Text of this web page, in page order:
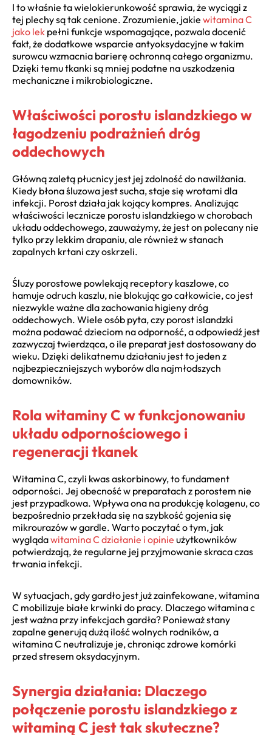
I to właśnie ta wielokierunkowość sprawia, że wyciągi z
tej plechy są tak cenione. Zrozumienie, jakie witamina C
jako lek pełni funkcje wspomagające, pozwala docenić
fakt, że dodatkowe wsparcie antyoksydacyjne w takim
surowcu wzmacnia barierę ochronną całego organizmu.
Dzięki temu tkanki są mniej podatne na uszkodzenia
mechaniczne i mikrobiologiczne.
Właściwości porostu islandzkiego w
łagodzeniu podrażnień dróg
oddechowych
Główną zaletą płucnicy jest jej zdolność do nawilżania.
Kiedy błona śluzowa jest sucha, staje się wrotami dla
infekcji. Porost działa jak kojący kompres. Analizując
właściwości lecznicze porostu islandzkiego w chorobach
układu oddechowego, zauważymy, że jest on polecany nie
tylko przy lekkim drapaniu, ale również w stanach
zapalnych krtani czy oskrzeli.
Śluzy porostowe powlekają receptory kaszlowe, co
hamuje odruch kaszlu, nie blokując go całkowicie, co jest
niezwykle ważne dla zachowania higieny dróg
oddechowych. Wiele osób pyta, czy porost islandzki
można podawać dzieciom na odporność, a odpowiedź jest
zazwyczaj twierdząca, o ile preparat jest dostosowany do
wieku. Dzięki delikatnemu działaniu jest to jeden z
najbezpieczniejszych wyborów dla najmłodszych
domowników.
Rola witaminy C w funkcjonowaniu
układu odpornościowego i
regeneracji tkanek
Witamina C, czyli kwas askorbinowy, to fundament
odporności. Jej obecność w preparatach z porostem nie
jest przypadkowa. Wpływa ona na produkcję kolagenu, co
bezpośrednio przekłada się na szybkość gojenia się
mikrourazów w gardle. Warto poczytać o tym, jak
wyglądawitamina C działanie i opinie użytkowników
potwierdzają, że regularne jej przyjmowanie skraca czas
trwania infekcji.
W sytuacjach, gdy gardło jest już zainfekowane, witamina
C mobilizuje białe krwinki do pracy. Dlaczego witamina c
jest ważna przy infekcjach gardła? Ponieważ stany
zapalne generują dużą ilość wolnych rodników, a
witamina C neutralizuje je, chroniąc zdrowe komórki
przed stresem oksydacyjnym.
Synergia działania: Dlaczego
połączenie porostu islandzkiego z
witaminą C jest tak skuteczne?